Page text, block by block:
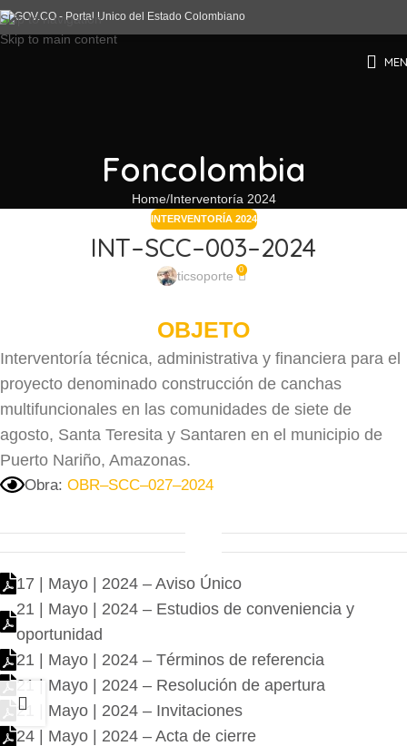
Skip to navigation
Skip to main content
Foncolombia
Home Interventoría 2024
INTERVENTORÍA 2024
INT–SCC–003–2024
ticsoporte 0
OBJETO
Interventoría técnica, administrativa y financiera para el
proyecto denominado construcción de canchas
multifuncionales en las comunidades de siete de
agosto, Santa Teresita y Santaren en el municipio de
Puerto Nariño, Amazonas.
Obra: OBR–SCC–027–2024
17 | Mayo | 2024 – Aviso Único
21 | Mayo | 2024 – Estudios de conveniencia y
oportunidad
21 | Mayo | 2024 – Términos de referencia
21 | Mayo | 2024 – Resolución de apertura
21 | Mayo | 2024 – Invitaciones
24 | Mayo | 2024 – Acta de cierre